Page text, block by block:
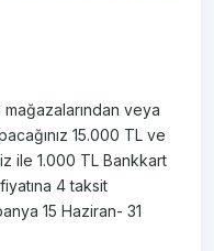
mağazalarından veya
15.000 TL ve
ile 1.000 TL Bankkart
4 taksit
15 Haziran- 31